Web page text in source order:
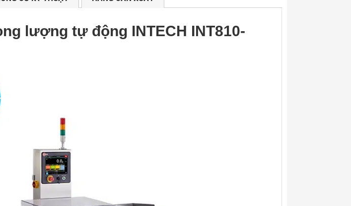
lượng tự động INTECH INT810-